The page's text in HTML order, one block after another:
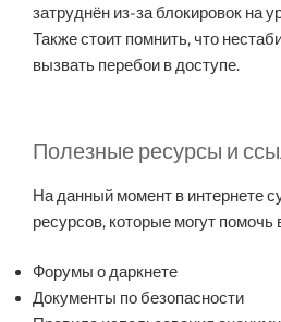
затруднён из-за блокировок на
Также стоит помнить, что
вызвать перебои в доступе.
Полезные ресурсы и
На данный момент в интернете
ресурсов, которые могут помочь
Форумы о даркнете
Документы по безопасности